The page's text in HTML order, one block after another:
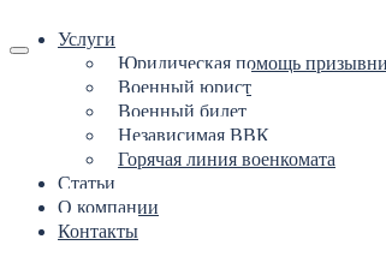
Услуги
Юридическая помощь
Военный юрист
Военный билет
Независимая ВВК
Горячая линия военкомата
Статьи
О компании
Контакты